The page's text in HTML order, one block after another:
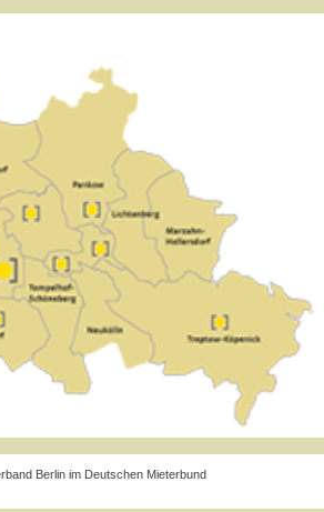
Berlin im Deutschen Mieterbund